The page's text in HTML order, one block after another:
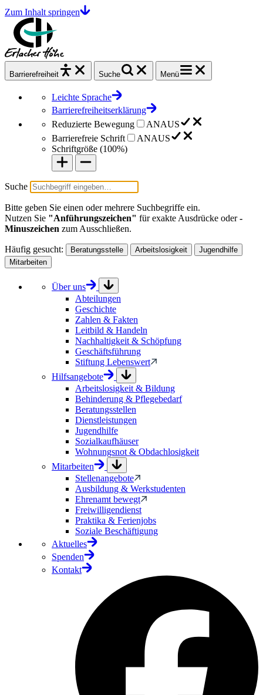
Zum Inhalt springen
Barrierefrei heit Suche Menü
Leichte Sprache
Barrierefreiheitserklärung
Reduzierte Bewegung
ANAUS
Barrierefreie Schrift
ANAUS
Schriftgröße (100%)
Suche
Bitte geben Sie einen oder mehrere Suchbegriffe ein.
Nutzen Sie "Anführungszeichen" für exakte Ausdrücke oder-
Minuszeichen zum Ausschließen.
Häufig gesucht: Beratungsstelle Arbeitslosigkeit
Jugendhilfe
Mitarbeiten
Über uns
Abteilungen
Geschichte
Zahlen & Fakten
Leitbild & Handeln
Nachhaltigkeit & Schöpfung
Geschäftsführung
Stiftung Lebenswert
Hilfsangebote
Arbeitslosigkeit & Bildung
Behinderung & Pflegebedarf
Beratungsstellen
Dienstleistungen
Jugendhilfe
Sozialkaufhäuser
Wohnungsnot & Obdachlosigkeit
Mitarbeiten
Stellenangebote
Ausbildung & Werkstudenten
Ehrenamt bewegt
Freiwilligendienst
Praktika & Ferienjobs
Soziale Beschäftigung
Aktuelles
Spenden
Kontakt